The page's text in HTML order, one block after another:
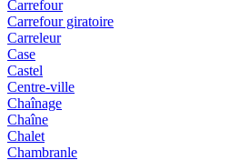
Carrefour
Carrefour giratoire
Carreleur
Case
Castel
Centre-ville
Chaînage
Chaîne
Chalet
Chambranle